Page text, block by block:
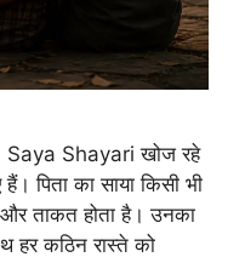
Shayari खोज रहे
पिता का साया किसी भी
ताकत होता है। उनका
हर कठिन रास्ते को